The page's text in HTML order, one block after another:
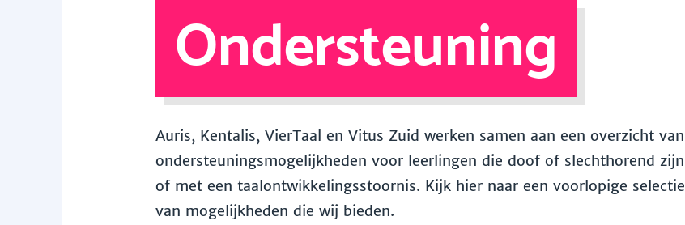
Ondersteuning
Auris, Kentalis, VierTaal en Vitus Zuid werken samen aan een overzicht van
ondersteuningsmogelijkheden voor leerlingen die doof of slechthorend zijn
of met een taalontwikkelingsstoornis. Kijk hier naar een voorlopige selectie
van mogelijkheden die wij bieden.